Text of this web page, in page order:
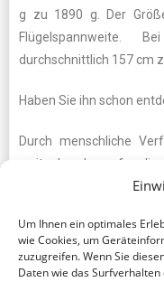
Um Ihnen ein optimales
wie Cookies, um
zuzugreifen. Wenn Sie
Daten wie das
g zu 1890 g. Der
Flügelspannweite.
durchschnittlich 157 cm
Haben Sie ihn schon
Durch menschliche
weitgehend auf
Nun können wir ihn an
Hartings Privatinitiative
thront auf einem ca. vier